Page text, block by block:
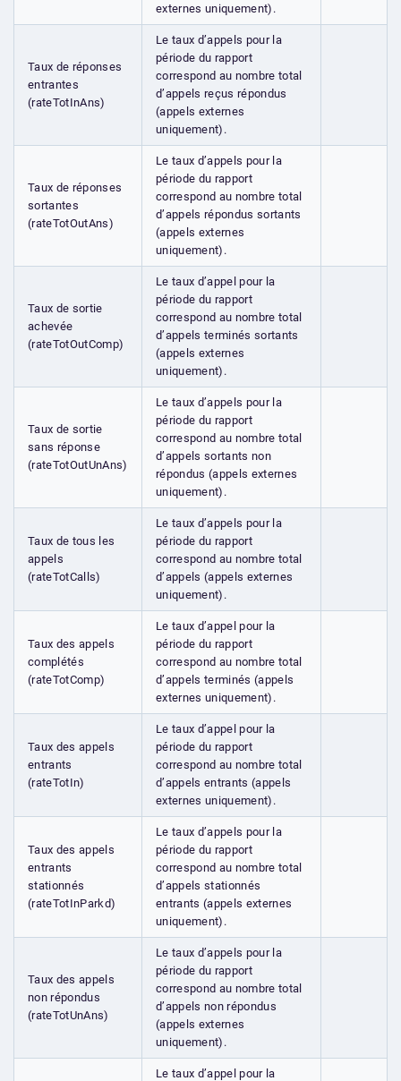
externes uniquement).
Taux de réponses
entrantes
(rateTotInAns)
Le taux d’appels pour la
période du rapport
correspond au nombre total
d’appels reçus répondus
(appels externes
uniquement).
Taux de réponses
sortantes
(rateTotOutAns)
Le taux d’appels pour la
période du rapport
correspond au nombre total
d’appels répondus sortants
(appels externes
uniquement).
Taux de sortie
achevée
(rateTotOutComp)
Le taux d’appel pour la
période du rapport
correspond au nombre total
d’appels terminés sortants
(appels externes
uniquement).
Taux de sortie
sans réponse
(rateTotOutUnAns)
Le taux d’appels pour la
période du rapport
correspond au nombre total
d’appels sortants non
répondus (appels externes
uniquement).
Taux de tous les
appels
(rateTotCalls)
Le taux d’appels pour la
période du rapport
correspond au nombre total
d’appels (appels externes
uniquement).
Taux des appels
complétés
(rateTotComp)
Le taux d’appel pour la
période du rapport
correspond au nombre total
d’appels terminés (appels
externes uniquement).
Taux des appels
entrants
(rateTotIn)
Le taux d’appel pour la
période du rapport
correspond au nombre total
d’appels entrants (appels
externes uniquement).
Taux des appels
entrants
stationnés
(rateTotInParkd)
Le taux d’appels pour la
période du rapport
correspond au nombre total
d’appels stationnés
entrants (appels externes
uniquement).
Taux des appels
non répondus
(rateTotUnAns)
Le taux d’appels pour la
période du rapport
correspond au nombre total
d’appels non répondus
(appels externes
uniquement).
Le taux d’appel pour la